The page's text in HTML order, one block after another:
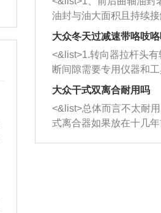
的堵塞，就需要将三元
洗剂对堵塞的情况得到解
放在燃油箱中，与燃油混
动时，就可以和汽油一
室，最后形成废气排出，
催化器得到清洗，排气
能够得到解决。
一圈半的练习，往右同
圈数。 <&list>3、最后
习，这样就可以形成肌肉
驾驶车辆时，不需要记
向。
油封与油大面积且持续
和发动机内持续温度变化
逐渐减弱，导致渗油或
活塞间隙过大：积碳会
的间隙扩大，导致机油
造成烧机油。<&list>3、
机油粘度过小的话，同
象，机油粘度过小具有很
大众冬天过减速带咯吱
<&list>1.转向器拉杆头有
断间隙需要专用仪器和
无法制作，需要将车辆送
店；<&list>2.车辆半轴套
裂，破裂后会出现漏油现
损严重，磨损的半轴容易
响；<&list>3.稳定器的
大众干式双离合耐用吗
<&list>总体而言不太耐
式离合器如果放在十几